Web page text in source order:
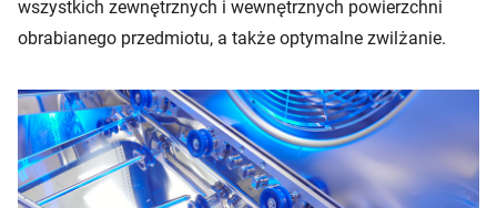
wszystkich zewnętrznych i wewnętrznych powierzchni
obrabianego przedmiotu, a także optymalne zwilżanie.